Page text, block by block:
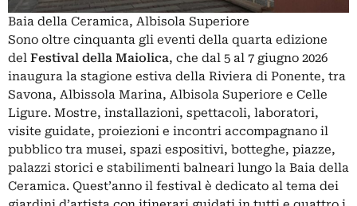
Baia della Ceramica, Albisola Superiore
Sono oltre cinquanta gli eventi della quarta edizione
del Festival della Maiolica, che dal 5 al 7 giugno 2026
inaugura la stagione estiva della Riviera di Ponente, tra
Savona, Albissola Marina, Albisola Superiore e Celle
Ligure. Mostre, installazioni, spettacoli, laboratori,
visite guidate, proiezioni e incontri accompagnano il
pubblico tra musei, spazi espositivi, botteghe, piazze,
palazzi storici e stabilimenti balneari lungo la Baia della
Ceramica. Quest’anno il festival è dedicato al tema dei